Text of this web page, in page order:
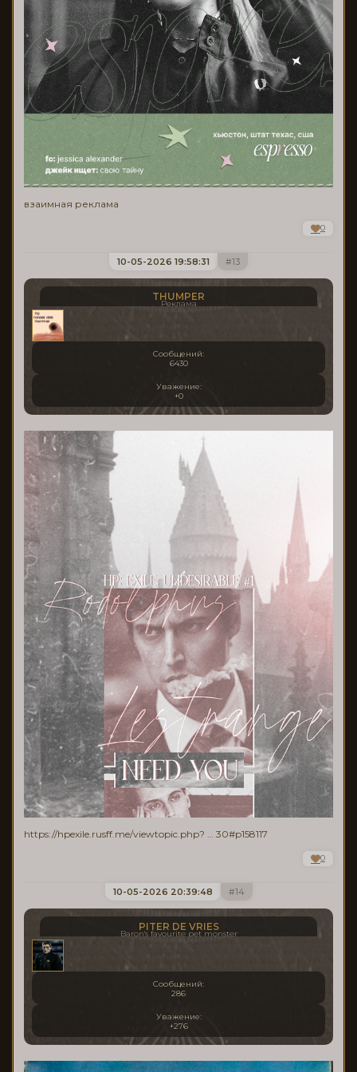
взаимная реклама
0
13
10-05-2026 19:58:31
THUMPER
Реклама
Сообщений:
6430
Уважение:
+0
https://hpexile.rusff.me/viewtopic.php? … 30#p158117
0
14
10-05-2026 20:39:48
PITER DE VRIES
Baron's favourite pet monster
Сообщений:
286
Уважение:
+276